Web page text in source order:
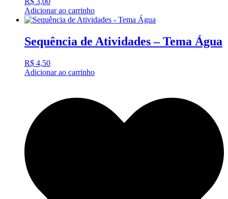
Adicionar ao carrinho
Sequência de Atividades – Tema Água
R$ 4,50
Adicionar ao carrinho